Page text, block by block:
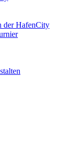
der HafenCity